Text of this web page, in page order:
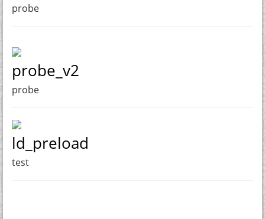
probe
probe_v2
probe
ld_preload
test